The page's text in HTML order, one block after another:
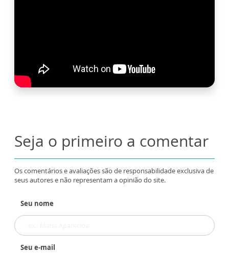
Seja o primeiro a comentar
Os comentários e avaliações são de responsabilidade exclusiva de
seus autores e não representam a opinião do site.
Seu nome
Seu e-mail